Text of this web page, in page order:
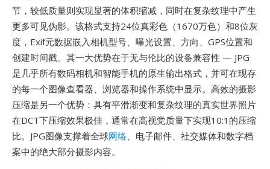
节，较低质量则实现显著的体积缩减，同时在复杂纹理中产生
更多可见伪影。该格式支持24位真彩色（1670万色）和8位灰
度，Exif元数据嵌入相机型号、曝光设置、方向、GPS位置和
创建时间戳。其一大优势在于无与伦比的设备兼容性 — JPG
是几乎所有数码相机和智能手机的原生输出格式，并可在现存
的每一个图像查看器、浏览器和操作系统中显示。高效的摄影
压缩是另一个优势：具有平滑渐变和复杂纹理的真实世界照片
在DCT下压缩效果极佳，通常在高视觉质量下实现10:1的压缩
比。JPG图像支撑着全球网络、电子邮件、社交媒体和数字档
案中的绝大部分摄影内容。